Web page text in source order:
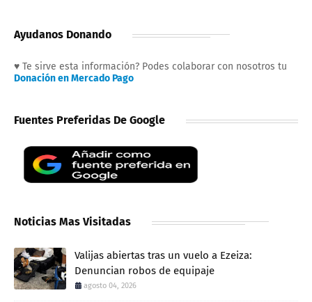
Ayudanos Donando
♥ Te sirve esta información? Podes colaborar con nosotros tu
Donación en Mercado Pago
Fuentes Preferidas De Google
Noticias Mas Visitadas
Valijas abiertas tras un vuelo a Ezeiza:
Denuncian robos de equipaje
agosto 04, 2026